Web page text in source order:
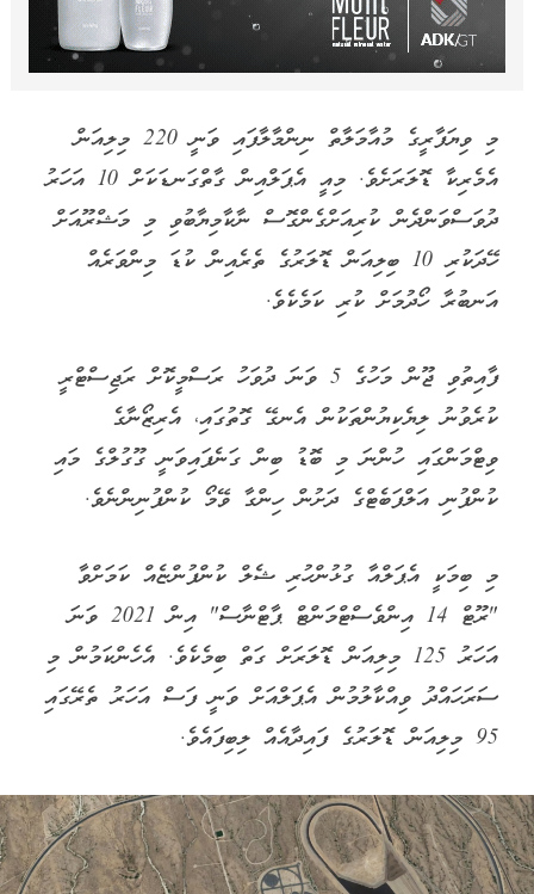
މި ވިޔަފާރީގެ މުއާމަލާތް ނިންމާލާފައި ވަނީ 220 މިލިއަން
އެމެރިކާ ޑޮލަރަށެވެ. މިއީ އެޕަލްއިން ގާތްގަނޑަކަށް 10 އަހަރު
ދުވަސްވަންދެން ކުރިއަށްގެންގޮސް ނާކާމިޔާބުވި މި މަޝްރޫއަށް
ހޭދަކުރި 10 ބިލިއަން ޑޮލަރުގެ ތެރެއިން ކުޑަ މިންވަރެއް
އަނބުރާ ހޯދުމަށް ކުރި ކަމެކެވެ.
ފާއިތުވި ޖޫން މަހުގެ 5 ވަނަ ދުވަހު ރަސްމީކޮށް ރަޖިސްޓްރީ
ކުރެވުނު ލިޔެކިޔުންތަކުން އެނގޭ ގޮތުގައި، އެރިޒޯނާގެ
ވިޓްމަންގައި ހުންނަ މި ބޮޑު ބިން ގަނެފައިވަނީ ގޫގުލްގެ މައި
ކުންފުނި އަލްފަބެޓްގެ ދަށުން ހިންގާ ވޭމޯ ކުންފުނިންނެވެ.
މި ބިމަކީ އެޕަލްއާ ގުޅުންހުރި ޝެލް ކުންފުންޏެއް ކަމަށްވާ
"ރޫޓް 14 އިންވެސްޓްމަންޓް ޕާޓްނާސް" އިން 2021 ވަނަ
އަހަރު 125 މިލިއަން ޑޮލަރަށް ގަތް ބިމެކެވެ. އެހެންކަމުން މި
ސަރަހައްދު ވިއްކާލުމުން އެޕަލްއަށް ވަނީ ފަސް އަހަރު ތެރޭގައި
95 މިލިއަން ޑޮލަރުގެ ފައިދާއެއް ލިބިފައެވެ.